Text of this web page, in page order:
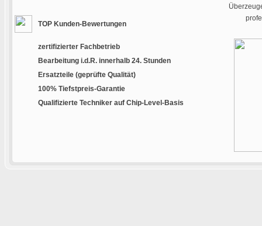
TOP Kunden-Bewertungen
zertifizierter Fachbetrieb
Bearbeitung i.d.R. innerhalb 24. Stunden
Ersatzteile (geprüfte Qualität)
100% Tiefstpreis-Garantie
Qualifizierte Techniker auf Chip-Level-Basis